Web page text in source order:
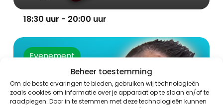
Beheer toestemming
Om de beste ervaringen te bieden, gebruiken wij technologieën
zoals cookies om informatie over je apparaat op te slaan en/of te
raadplegen. Door in te stemmen met deze technologieën kunnen
18:30 uur - 20:00 uur
Evenement